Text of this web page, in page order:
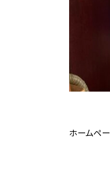
ホームペ